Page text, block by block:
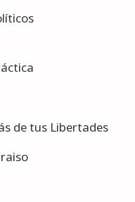
de tus Libertades